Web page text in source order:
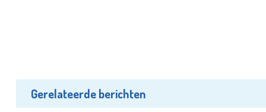
Gerelateerde berichten